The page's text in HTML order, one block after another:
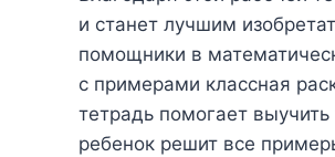
и станет лучшим
помощники в
с примерами классная
тетрадь помогает
ребенок решит все